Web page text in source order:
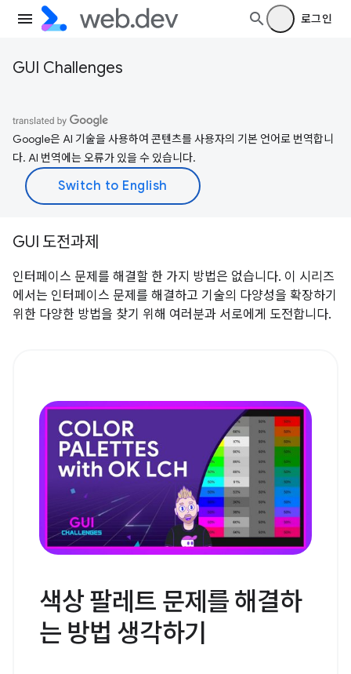
로그인
GUI Challenges
Google은 AI 기술을 사용하여 콘텐츠를 사용자의 기본 언어로 번역합니
다. AI 번역에는 오류가 있을 수 있습니다.
GUI 도전과제
인터페이스 문제를 해결할 한 가지 방법은 없습니다. 이 시리즈
에서는 인터페이스 문제를 해결하고 기술의 다양성을 확장하기
위한 다양한 방법을 찾기 위해 여러분과 서로에게 도전합니다.
색상 팔레트 문제를 해결하
는 방법 생각하기